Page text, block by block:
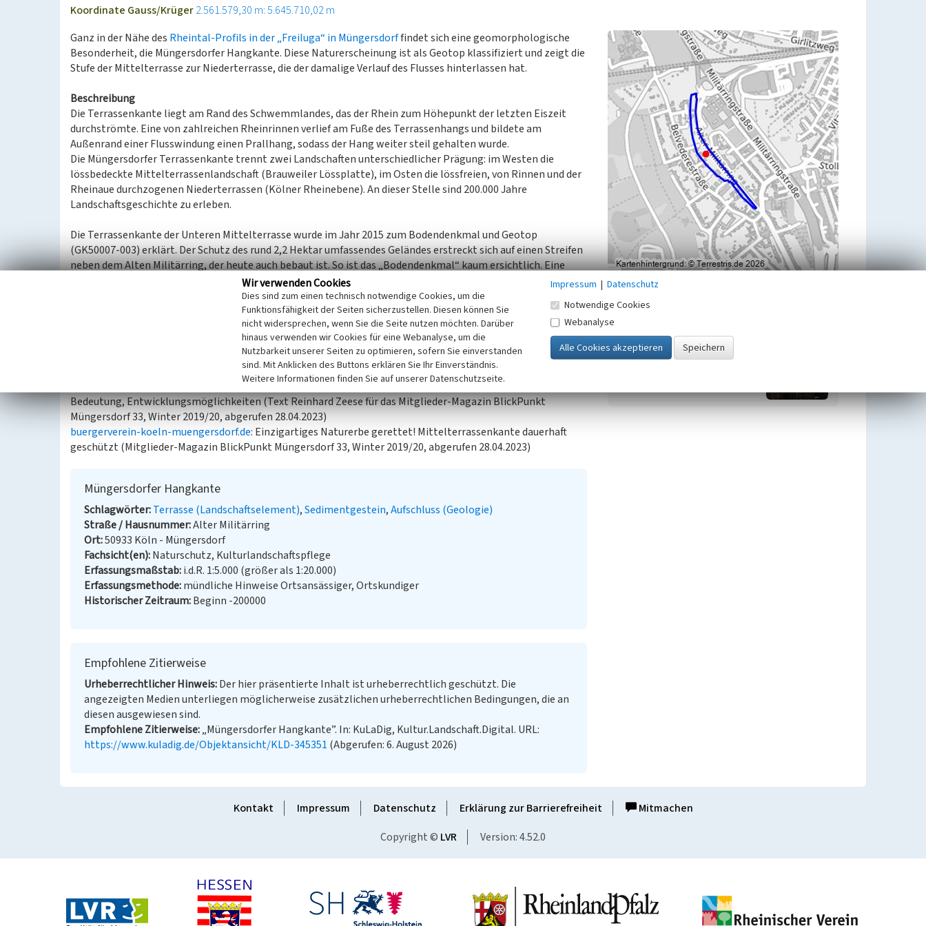
Koordinate Gauss/Krüger2.561.579,30 m: 5.645.710,02 m
Ganz in der Nähe des Rheintal-Profils in der „Freiluga“ in Müngersdorffindet sich eine geomorphologische
Besonderheit, die Müngersdorfer Hangkante. Diese Naturerscheinung ist als Geotop klassifiziert und zeigt die
Stufe der Mittelterrasse zur Niederterrasse, die der damalige Verlauf des Flusses hinterlassen hat.
Beschreibung
Die Terrassenkante liegt am Rand des Schwemmlandes, das der Rhein zum Höhepunkt der letzten Eiszeit
durchströmte. Eine von zahlreichen Rheinrinnen verlief am Fuße des Terrassenhangs und bildete am
Außenrand einer Flusswindung einen Prallhang, sodass der Hang weiter steil gehalten wurde.
Die Müngersdorfer Terrassenkante trennt zwei Landschaften unterschiedlicher Prägung: im Westen die
lössbedeckte Mittelterrassenlandschaft (Brauweiler Lössplatte), im Osten die lössfreien, von Rinnen und der
Rheinaue durchzogenen Niederterrassen (Kölner Rheinebene). An dieser Stelle sind 200.000 Jahre
Landschaftsgeschichte zu erleben.
Die Terrassenkante der Unteren Mittelterrasse wurde im Jahr 2015 zum Bodendenkmal und Geotop
(GK50007-003) erklärt. Der Schutz des rund 2,2 Hektar umfassendes Geländes erstreckt sich auf einen Streifen
neben dem Alten Militärring, der heute auch bebaut ist. So ist das „Bodendenkmal“ kaum ersichtlich. Eine
erklärende Tafel zum naturgeschichtlichen „Naturdenkmal“ steht gegenüber der Elsa-Brandström-
Realschule auf Höhe der Müngersdorfer Herrigergasse. Die Böschung lässt das Ausmaß der Eintiefung
zwischen den Aufschotterungsphasen der Saale- und der Weichsel-Kaltzeit deutlich werden.
www.buergerverein-koeln-muengersdorf.de: Die Mittelterrassenkante in Müngersdorf, Entstehung,
Bedeutung, Entwicklungsmöglichkeiten (Text Reinhard Zeese für das Mitglieder-Magazin BlickPunkt
Müngersdorf 33, Winter 2019/20, abgerufen 28.04.2023)
buergerverein-koeln-muengersdorf.de: Einzigartiges Naturerbe gerettet! Mittelterrassenkante dauerhaft
geschützt (Mitglieder-Magazin BlickPunkt Müngersdorf 33, Winter 2019/20, abgerufen 28.04.2023)
Müngersdorfer Hangkante
Schlagwörter Terrasse (Landschaftselement) Sedimentgestein Aufschluss (Geologie)
Straße / Hausnummer Alter Militärring
Ort 50933 Köln - Müngersdorf
Fachsicht(en) Naturschutz, Kulturlandschaftspflege
Erfassungsmaßstab i.d.R. 1:5.000 (größer als 1:20.000)
Erfassungsmethode mündliche Hinweise Ortsansässiger, Ortskundiger
Historischer Zeitraum Beginn -200000
Empfohlene Zitierweise
Urheberrechtlicher Hinweis Der hier präsentierte Inhalt ist urheberrechtlich geschützt. Die
angezeigten Medien unterliegen möglicherweise zusätzlichen urheberrechtlichen Bedingungen, die an
diesen ausgewiesen sind.
Empfohlene Zitierweise „Müngersdorfer Hangkante”. In: KuLaDig, Kultur.Landschaft.Digital. URL:
https://www.kuladig.de/Objektansicht/KLD-345351 (Abgerufen: 6. August 2026)
Übergeordnetes Objekt
Beginn 1888
Stadtbezirke und Stadtteile in Köln
Kontakt Impressum Datenschutz Erklärung zur Barrierefreiheit
Mitmachen
Copyright © LVR Version: 4.52.0
Wir verwenden Cookies
Dies sind zum einen technisch notwendige Cookies, um die
Funktionsfähigkeit der Seiten sicherzustellen. Diesen können Sie
nicht widersprechen, wenn Sie die Seite nutzen möchten. Darüber
hinaus verwenden wir Cookies für eine Webanalyse, um die
Nutzbarkeit unserer Seiten zu optimieren, sofern Sie einverstanden
sind. Mit Anklicken des Buttons erklären Sie Ihr Einverständnis.
Weitere Informationen finden Sie auf unserer Datenschutzseite.
Impressum | Datenschutz
Notwendige Cookies
Webanalyse